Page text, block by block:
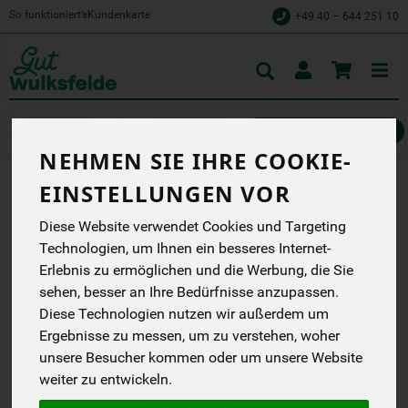
NEHMEN SIE IHRE COOKIE-
EINSTELLUNGEN VOR
Diese Website verwendet Cookies und Targeting
Technologien, um Ihnen ein besseres Internet-
Erlebnis zu ermöglichen und die Werbung, die Sie
sehen, besser an Ihre Bedürfnisse anzupassen.
Diese Technologien nutzen wir außerdem um
Ergebnisse zu messen, um zu verstehen, woher
unsere Besucher kommen oder um unsere Website
weiter zu entwickeln.
So funktioniert’s Kundenkarte +49 40 – 644 251 10
FRISCHMILCH 4
JAHRESZEITEN 3,5 % 1 L
Diese Milch wird
besonders schonend
hergstellt und behält ihre
natürlichen Inhaltsstoffe
DB
Toggle
cart